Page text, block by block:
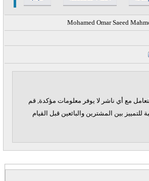
Mohamed Omar Saeed
مع أي ناشر لا يوفر معلومات مؤكدة, قم
للتمييز بين المشترين والبائعين قبل القيام